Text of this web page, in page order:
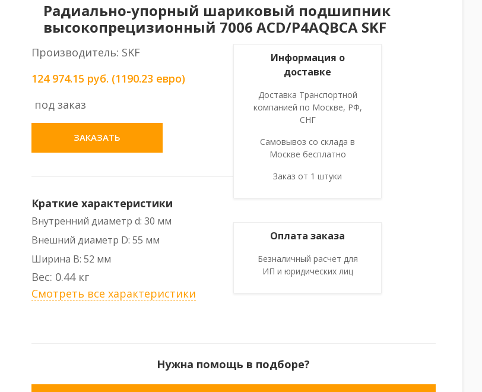
Радиально-упорный шариковый подшипник
высокопрецизионный 7006 ACD/P4AQBCA SKF
Производитель: SKF
124 974.15 руб. (1190.23 евро)
под заказ
ЗАКАЗАТЬ
Краткие характеристики
Внутренний диаметр d: 30 мм
Внешний диаметр D: 55 мм
Ширина B: 52 мм
Вес: 0.44 кг
Смотреть все характеристики
Информация о
доставке
Доставка Транспортной
компанией по Москве, РФ,
СНГ
Самовывоз со склада в
Москве бесплатно
Заказ от 1 штуки
Оплата заказа
Безналичный расчет для
ИП и юридических лиц
Нужна помощь в подборе?